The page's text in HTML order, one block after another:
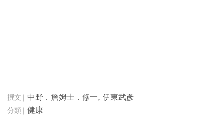
中野．詹姆士．修一, 伊東武彥
健康